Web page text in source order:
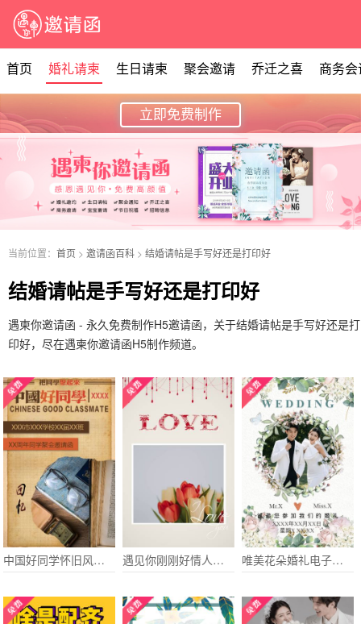
首页 婚礼请柬 生日请柬 聚会邀请 乔迁之喜 商务会
立即免费制作
当前位置： 首页 > 邀请函百科 > 结婚请帖是手写好还是打印好
结婚请帖是手写好还是打印好
遇柬你邀请函 - 永久免费制作H5邀请函，关于结婚请帖是手写好还是打
印好，尽在遇柬你邀请函H5制作频道。
中国好同学怀旧风格同学聚会邀请函 遇见你刚刚好情人节微礼物告白相册 唯美花朵婚礼电子请柬结婚请帖